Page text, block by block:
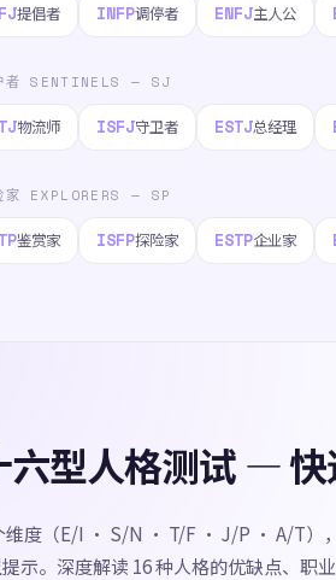
提倡者 INFP调停者 ENFJ主人公
者 SENTINELS — SJ
物流师 ISFJ守卫者 ESTJ总经理
家 EXPLORERS — SP
鉴赏家 ISFP探险家 ESTP企业家
六型人格测试 — 快
维度（E/I · S/N · T/F · J/P · A/T）
示。深度解读 16 种人格的优缺点、职